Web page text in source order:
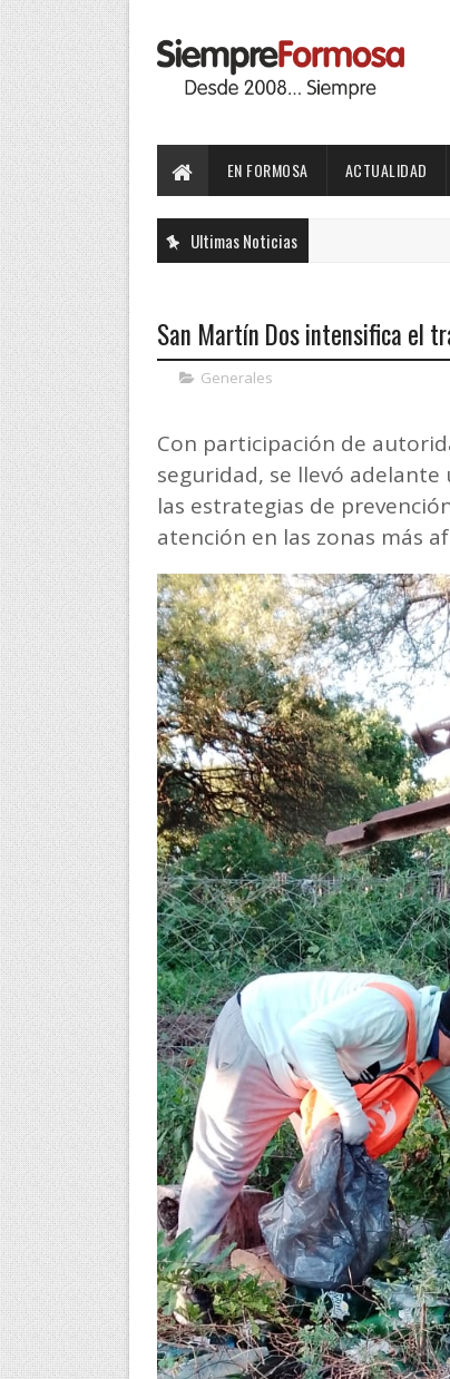
EN FORMOSA ACTUALIDAD
Ultimas Noticias
San Martín Dos intensifica el
Generales
Con participación de
seguridad, se llevó
las estrategias de
atención en las zonas más